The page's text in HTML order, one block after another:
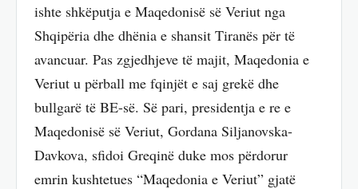
ishte shkëputja e Maqedonisë së Veriut nga
Shqipëria dhe dhënia e shansit Tiranës për të
avancuar. Pas zgjedhjeve të majit, Maqedonia e
Veriut u përball me fqinjët e saj grekë dhe
bullgarë të BE-së. Së pari, presidentja e re e
Maqedonisë së Veriut, Gordana Siljanovska-
Davkova, sfidoi Greqinë duke mos përdorur
emrin kushtetues “Maqedonia e Veriut” gjatë